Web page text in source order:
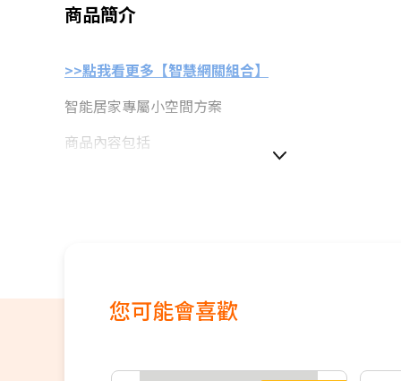
商品簡介
>>點我看更多【智慧網關組合】
智能居家專屬小空間方案
商品內容包括
您可能會喜歡